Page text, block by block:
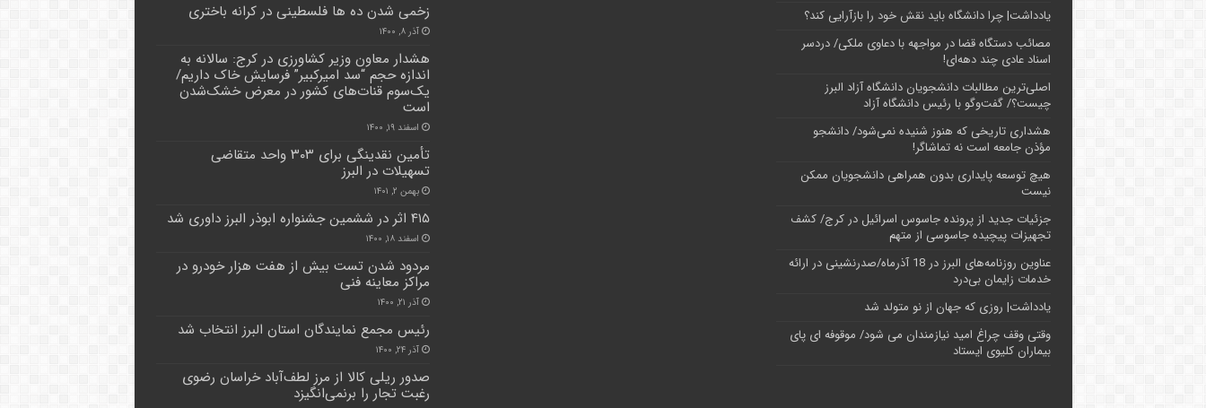
یادداشت| چرا دانشگاه باید نقش خود را بازآرایی کند؟
مصائب دستگاه قضا در مواجهه با دعاوی ملکی/ دردسر
اسناد عادی چند‌ دهه‌ای!
اصلی‌ترین مطالبات دانشجویان دانشگاه آزاد البرز
چیست؟/ گفت‌وگو با رئیس دانشگاه آز‌اد
هشداری تاریخی که هنوز شنیده نمی‌شود/ دانشجو
مؤذن جامعه است نه تماشاگر!
هیچ توسعه پایداری بدون همراهی دانشجویان ممکن
نیست
جزئیات جدید از پرونده جاسوس اسرائیل در کرج/‌ کشف
تجهیزات پیچیده جاسوسی از متهم
عناوین روزنامه‌های البرز در ‌18 آذرماه/صدرنشینی در ارائه
خدمات زایمان بی‌درد
یادداشت| روزی که جهان از نو متولد شد
وقتی وقف چراغ امید نیازمندان می شود/ موقوفه ای پای
بیماران کلیوی ایستاد
زخمی شدن ده ها فلسطینی در کرانه باختری
آذر ۸, ۱۴۰۰
هشدار معاون وزیر کشاورزی در کرج: سالانه به
اندازه حجم “سد امیرکبیر” فرسایش خاک داریم/
یک‌سوم قنات‌های کشور در معرض خشک‌شدن
است
اسفند ۱۹, ۱۴۰۰
تأمین نقدینگی برای ۳۰۳ واحد متقاضی
تسهیلات در البرز
بهمن ۲, ۱۴۰۱
۴۱۵ اثر در ششمین جشنواره ابوذر البرز داوری شد
اسفند ۱۸, ۱۴۰۰
مردود شدن تست بیش از هفت هزار خودرو در
مراکز معاینه فنی
آذر ۲۱, ۱۴۰۰
رئیس مجمع نمایندگان استان البرز انتخاب شد
آذر ۲۴, ۱۴۰۰
صدور ریلی کالا از مرز لطف‌آباد خراسان رضوی
رغبت تجار را برنمی‌انگیزد